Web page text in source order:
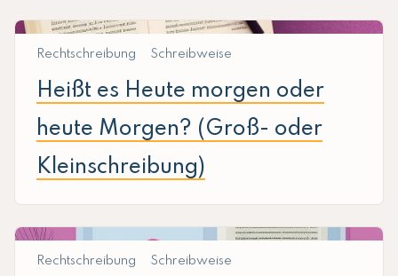
Rechtschreibung Schreibweise
Heißt es Heute morgen oder
heute Morgen? (Groß- oder
Kleinschreibung)
Rechtschreibung Schreibweise